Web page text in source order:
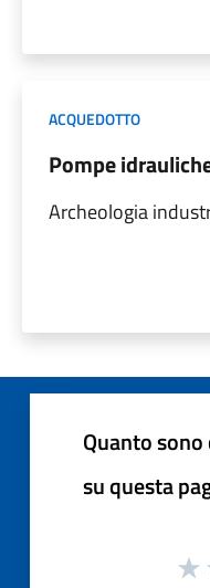
ACQUEDOTTO
Pompe
Archeologia
Quanto
su questa